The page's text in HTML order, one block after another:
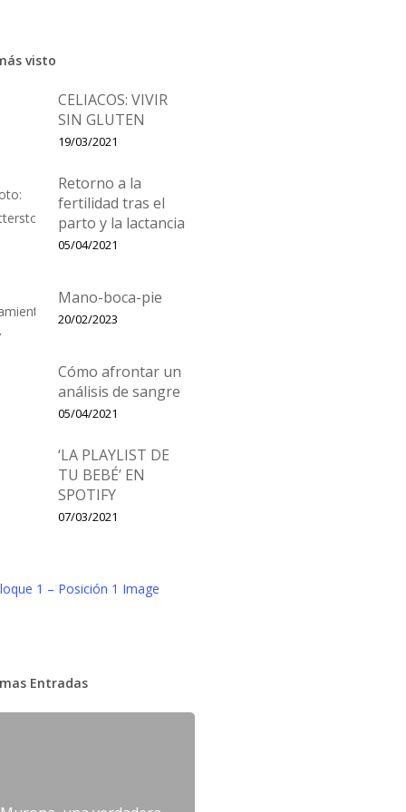
visto
CELIACOS: VIVIR
SIN GLUTEN
19/03/2021
Retorno a la
fertilidad tras el
parto y la lactancia
05/04/2021
Mano-boca-pie
20/02/2023
Cómo afrontar un
análisis de sangre
05/04/2021
‘LA PLAYLIST DE
TU BEBÉ’ EN
SPOTIFY
07/03/2021
Entradas